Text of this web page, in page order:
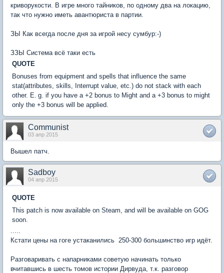
криворукости. В игре много тайников, по одному два на локацию,
так что нужно иметь авантюриста в партии.
ЗЫ Как всегда после дня за игрой несу сумбур:-)
ЗЗЫ Система всё таки есть
QUOTE
Bonuses from equipment and spells that influence the same
stat(attributes, skills, Interrupt value, etc.) do not stack with each
other. E. g. if you have a +2 bonus to Might and a +3 bonus to might
only the +3 bonus will be applied.
Communist
03 апр 2015
Вышел патч.
Sadboy
04 апр 2015
QUOTE
This patch is now available on Steam, and will be available on GOG
soon.
.....
Кстати цены на гоге устаканились  250-300 большинство игр идёт.
Разговаривать с напарниками советую начинать только
вчитавшись в шесть томов истории Дирвуда, т.к. разговор